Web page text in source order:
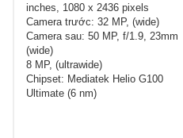
inches, 1080 x 2436 pixels
Camera trước: 32 MP, (wide)
Camera sau: 50 MP, f/1.9, 23mm
(wide)
8 MP, (ultrawide)
Chipset: Mediatek Helio G100
Ultimate (6 nm)